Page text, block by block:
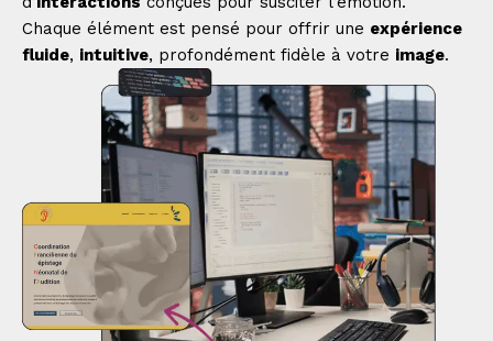
Chaque élément est pensé pour offrir une expérience
fluide, intuitive, profondément fidèle à votre image.